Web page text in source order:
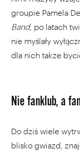
groupie Pamela
Band, po latach
nie myślały
dla nich także
Nie fanklub, a
Do dziś wiele
blisko gwiazd,